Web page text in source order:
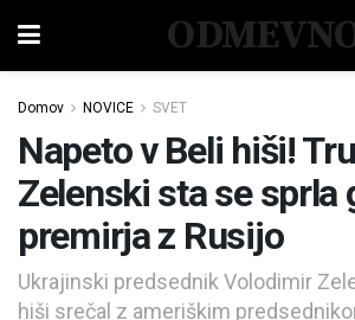
Domov NOVICE SVET
Napeto v Beli hiši!
Zelenski sta se sprla
premirja z Rusijo
Ukrajinski predsednik Volodimir
hiši srečal z ameriškim